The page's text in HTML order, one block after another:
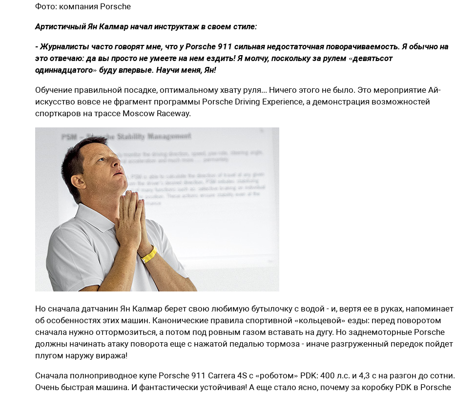
Фото: компания Porsсhe
Артистичный Ян Калмар начал инструктаж в своем стиле:
- Журналисты часто говорят мне, что у Porsche 911 сильная недостаточная поворачиваемость. Я обычно на
это отвечаю: да вы просто не умеете на нем ездить! Я молчу, поскольку за рулем «девятьсот
одиннадцатого» буду впервые. Научи меня, Ян!
Обучение правильной посадке, оптимальному хвату руля... Ничего этого не было. Это мероприятие Ай-
искусство вовсе не фрагмент программы Porsche Driving Experience, а демонстрация возможностей
спорткаров на трассе Moscow Raceway.
Но сначала датчанин Ян Калмар берет свою любимую бутылочку с водой - и, вертя ее в руках, напоминает
об особенностях этих машин. Канонические правила спортивной «кольцевой» езды: перед поворотом
сначала нужно оттормозиться, а потом под ровным газом вставать на дугу. Но заднемоторные Porsche
должны начинать атаку поворота еще с нажатой педалью тормоза - иначе разгруженный передок пойдет
плугом наружу виража!
Сначала полноприводное купе Porsche 911 Carrera 4S с «роботом» PDK: 400 л.с. и 4,3 с на разгон до сотни.
Очень быстрая машина. И фантастически устойчивая! А еще стало ясно, почему за коробку PDK в Porsche